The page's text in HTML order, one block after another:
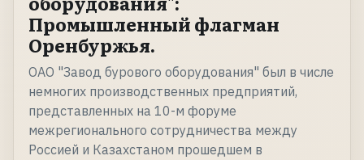
Промышленный флагман
Оренбуржья.
ОАО "Завод бурового оборудования" был в числе
немногих производственных предприятий,
представленных на 10-м форуме
межрегионального сотрудничества между
Россией и Казахстаном прошедшем в